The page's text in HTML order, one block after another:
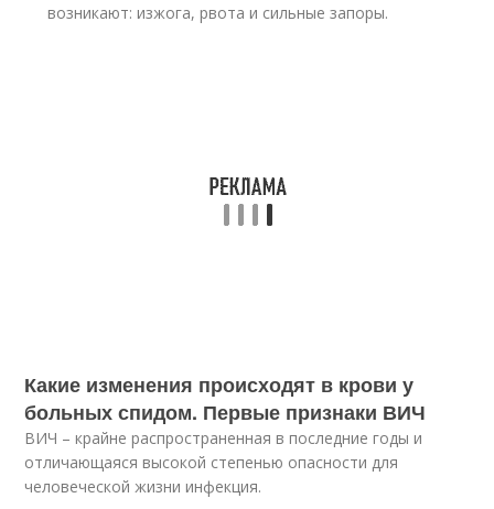
возникают: изжога, рвота и сильные запоры.
Какие изменения происходят в крови у
больных спидом. Первые признаки ВИЧ
ВИЧ – крайне распространенная в последние годы и
отличающаяся высокой степенью опасности для
человеческой жизни инфекция.